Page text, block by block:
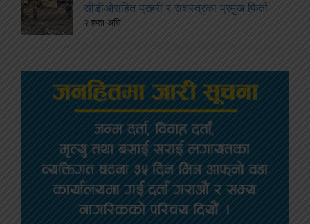
सीडीओसहित प्रहरी र सशस्त्रका प्रमुख फिर्ता
२ हप्ता अघि